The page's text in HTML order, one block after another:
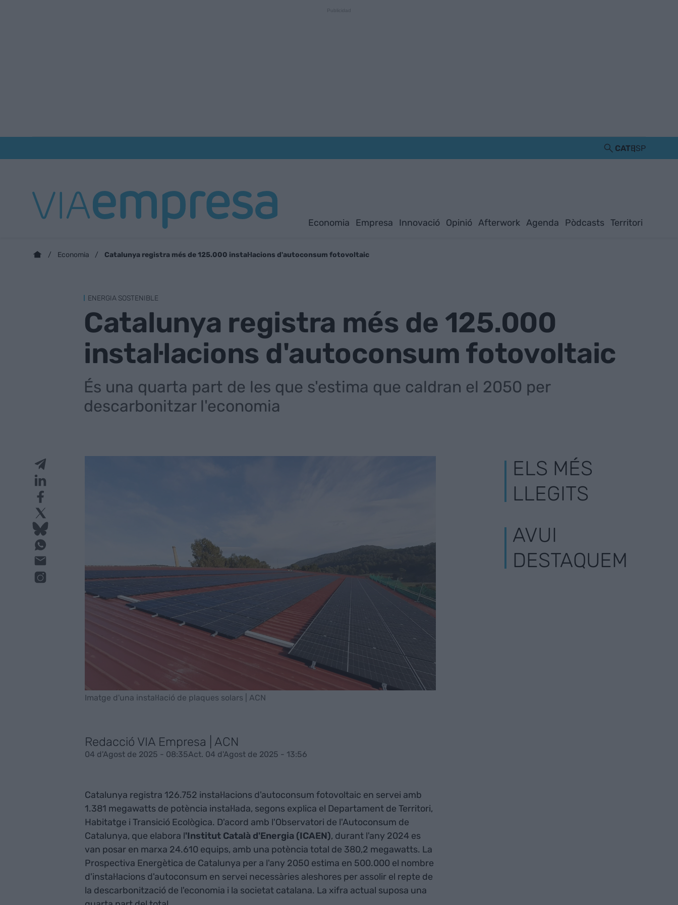
CATESP
Economia Empresa Innovació Opinió Afterwork Agenda Pòdcasts Territori
Economia Catalunya registra més de 125.000 instal·lacions d'autoconsum fotovoltaic
ENERGIA SOSTENIBLE
Catalunya registra més de 125.000
instal·lacions d'autoconsum fotovoltaic
És una quarta part de les que s'estima que caldran el 2050 per
descarbonitzar l'economia
Imatge d'una instal·lació de plaques solars | ACN
Redacció VIA Empresa | ACN
04 d'Agost de 2025 - 08:35Act. 04 d'Agost de 2025 - 13:56
Catalunya registra 126.752 instal·lacions d'autoconsum fotovoltaic en servei amb
1.381 megawatts de potència instal·lada, segons explica el Departament de Territori,
Habitatge i Transició Ecològica. D'acord amb l'Observatori de l'Autoconsum de
Catalunya, que elabora l'Institut Català d'Energia (ICAEN), durant l'any 2024 es
van posar en marxa 24.610 equips, amb una potència total de 380,2 megawatts. La
Prospectiva Energètica de Catalunya per a l'any 2050 estima en 500.000 el nombre
d'instal·lacions d'autoconsum en servei necessàries aleshores per assolir el repte de
la descarbonització de l'economia i la societat catalana. La xifra actual suposa una
ELS MÉS
LLEGITS
AVUI
DESTAQUEM